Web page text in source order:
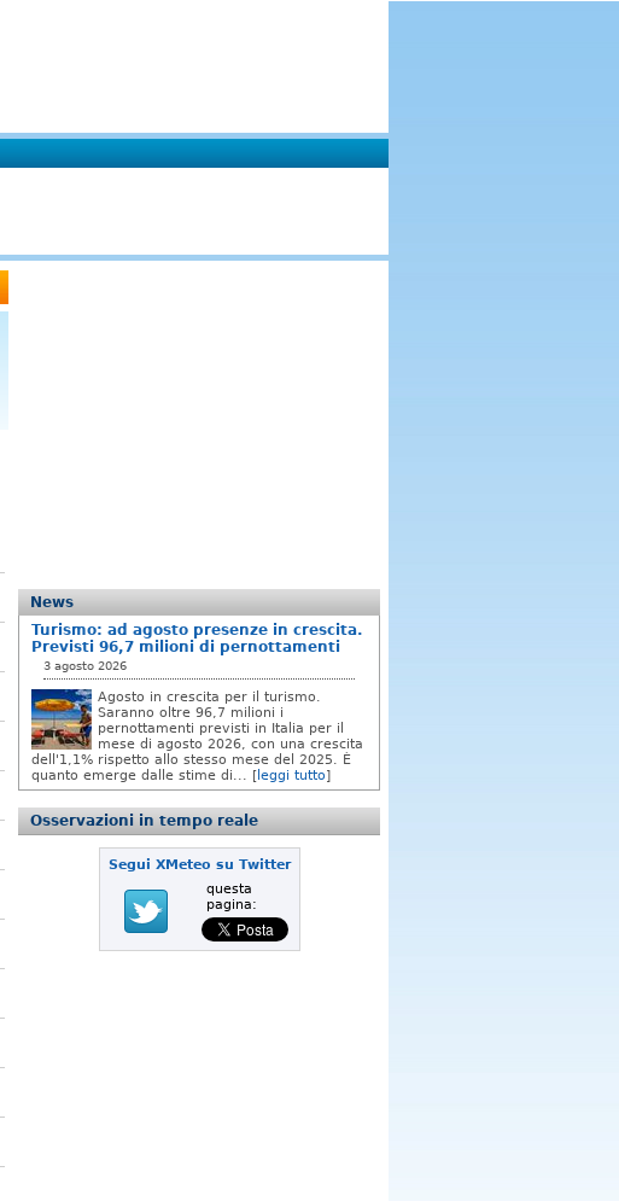
News
Turismo: ad agosto presenze in crescita.
Previsti 96,7 milioni di pernottamenti
3 agosto 2026
Agosto in crescita per il turismo.
Saranno oltre 96,7 milioni i
pernottamenti previsti in Italia per il
mese di agosto 2026, con una crescita
dell'1,1% rispetto allo stesso mese del 2025. È
quanto emerge dalle stime di... [ leggi tutto]
Osservazioni in tempo reale
Segui XMeteo su Twitter
questa
pagina: